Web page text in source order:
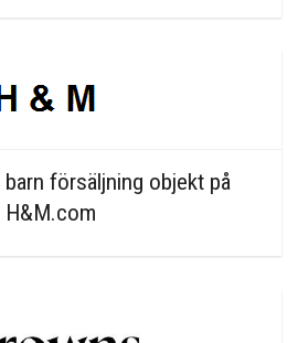
barn försäljning objekt på
H&M.com